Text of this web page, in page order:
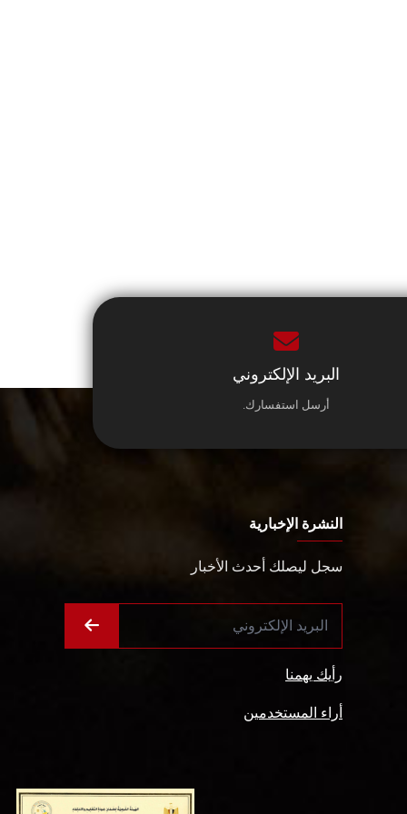
البريد الإلكتروني
أرسل استفسارك.
النشرة الإخبارية
سجل ليصلك أحدث الأخبار
رأيك يهمنا
أراء المستخدمين